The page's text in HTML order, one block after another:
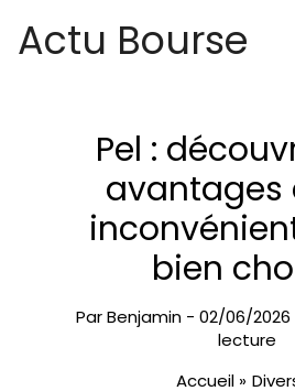
Actu Bourse
Pel :
avantages
bien
ParBenjamin - 02/06/2026
lecture
Accueil